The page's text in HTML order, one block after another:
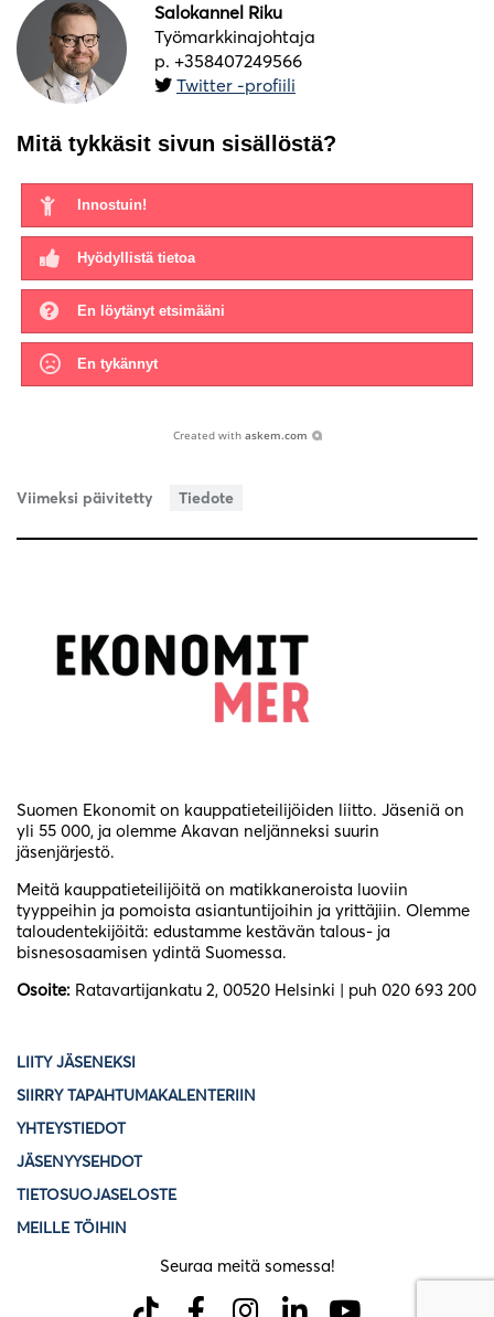
Salokannel Riku
Työmarkkinajohtaja
p. +358407249566
Twitter -profiili
Mitä tykkäsit sivun sisällöstä?
Innostuin!
Hyödyllistä tietoa
En löytänyt etsimääni
En tykännyt
Created with askem.com
Viimeksi päivitetty Tiedote
Suomen Ekonomit on kauppatieteilijöiden liitto. Jäseniä on
yli 55 000, ja olemme Akavan neljänneksi suurin
jäsenjärjestö.
Meitä kauppatieteilijöitä on matikkaneroista luoviin
tyyppeihin ja pomoista asiantuntijoihin ja yrittäjiin. Olemme
taloudentekijöitä: edustamme kestävän talous- ja
bisnesosaamisen ydintä Suomessa.
Osoite: Ratavartijankatu 2, 00520 Helsinki | puh 020 693 200
LIITY JÄSENEKSI
SIIRRY TAPAHTUMAKALENTERIIN
YHTEYSTIEDOT
JÄSENYYSEHDOT
TIETOSUOJASELOSTE
MEILLE TÖIHIN
Seuraa meitä somessa!